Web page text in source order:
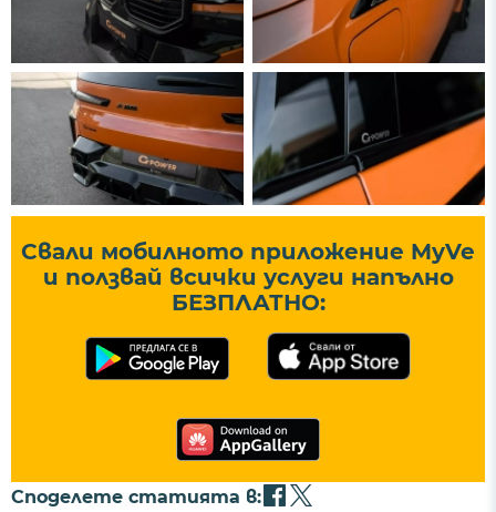
Свали мобилното приложение MyVe
и ползвай всички услуги напълно
БЕЗПЛАТНО:
Споделете статията в: